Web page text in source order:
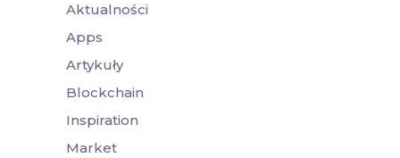
Aktualności
Apps
Artykuły
Blockchain
Inspiration
Market